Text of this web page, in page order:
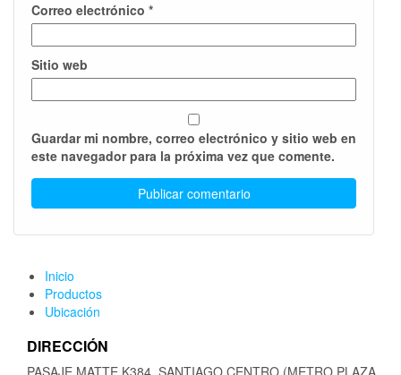
Correo electrónico *
Sitio web
Guardar mi nombre, correo electrónico y sitio web en
este navegador para la próxima vez que comente.
Inicio
Productos
Ubicación
DIRECCIÓN
PASAJE MATTE K384, SANTIAGO CENTRO (METRO PLAZA